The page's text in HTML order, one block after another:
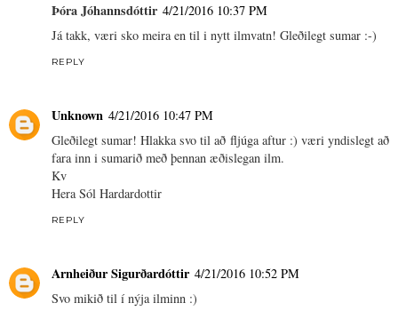
Þóra Jóhannsdóttir 4/21/2016 10:37 PM
Já takk, væri sko meira en til i nytt ilmvatn! Gleðilegt sumar :-)
REPLY
Unknown 4/21/2016 10:47 PM
Gleðilegt sumar! Hlakka svo til að fljúga aftur :) væri yndislegt að
fara inn i sumarið með þennan æðislegan ilm.
Kv
Hera Sól Hardardottir
REPLY
Arnheiður Sigurðardóttir 4/21/2016 10:52 PM
Svo mikið til í nýja ilminn :)